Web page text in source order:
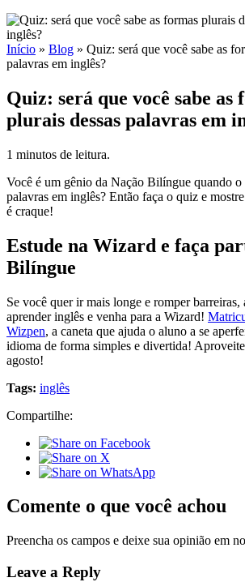
Início » Blog » Quiz: será que você sabe as
palavras em inglês?
Quiz: será que você sabe as
plurais dessas palavras em
1 minutos de leitura.
Você é um gênio da Nação Bilíngue quando o
palavras em inglês? Então faça o quiz e
é craque!
Estude na Wizard e faça
Bilíngue
Se você quer ir mais longe e romper barreiras,
aprender inglês e venha para a Wizard!
Wizpen, a caneta que ajuda o aluno a se
idioma de forma simples e divertida! Aproveite
agosto!
Tags: inglês
Compartilhe:
Comente o que você achou
Preencha os campos e deixe sua opinião em
Leave a Reply